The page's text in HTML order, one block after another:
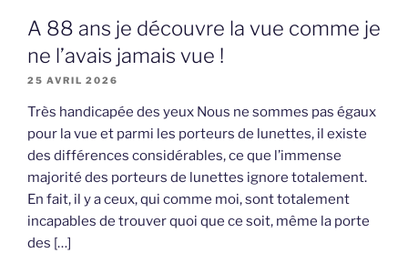
A 88 ans je découvre la vue comme je
ne l’avais jamais vue !
25 AVRIL 2026
Très handicapée des yeux Nous ne sommes pas égaux
pour la vue et parmi les porteurs de lunettes, il existe
des différences considérables, ce que l’immense
majorité des porteurs de lunettes ignore totalement.
En fait, il y a ceux, qui comme moi, sont totalement
incapables de trouver quoi que ce soit, même la porte
des […]